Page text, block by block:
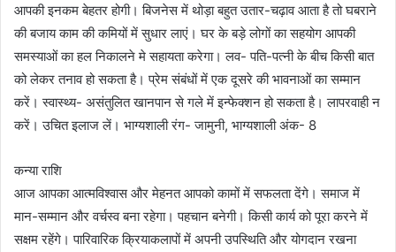
आपकी इनकम बेहतर होगी। बिजनेस में थोड़ा बहुत उतार-चढ़ाव आता है तो घबराने
की बजाय काम की कमियों में सुधार लाएं। घर के बड़े लोगों का सहयोग आपकी
समस्याओं का हल निकालने मे सहायता करेगा। लव- पति-पत्नी के बीच किसी बात
को लेकर तनाव हो सकता है। प्रेम संबंधों में एक दूसरे की भावनाओं का सम्मान
करें। स्वास्थ्य- असंतुलित खानपान से गले में इन्फेक्शन हो सकता है। लापरवाही न
करें। उचित इलाज लें। भाग्यशाली रंग- जामुनी, भाग्यशाली अंक- 8
कन्या राशि
आज आपका आत्मविश्वास और मेहनत आपको कामों में सफलता देंगे। समाज में
मान-सम्मान और वर्चस्व बना रहेगा। पहचान बनेगी। किसी कार्य को पूरा करने में
सक्षम रहेंगे। पारिवारिक क्रियाकलापों में अपनी उपस्थिति और योगदान रखना